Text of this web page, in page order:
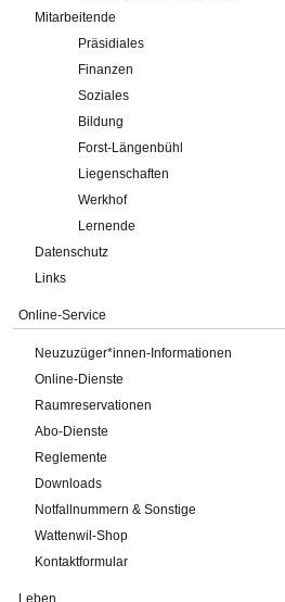
Mitarbeitende
Präsidiales
Finanzen
Soziales
Bildung
Forst-Längenbühl
Liegenschaften
Werkhof
Lernende
Datenschutz
Links
Online-Service
Neuzuzüger*innen-Informationen
Online-Dienste
Raumreservationen
Abo-Dienste
Reglemente
Downloads
Notfallnummern & Sonstige
Wattenwil-Shop
Kontaktformular
Leben